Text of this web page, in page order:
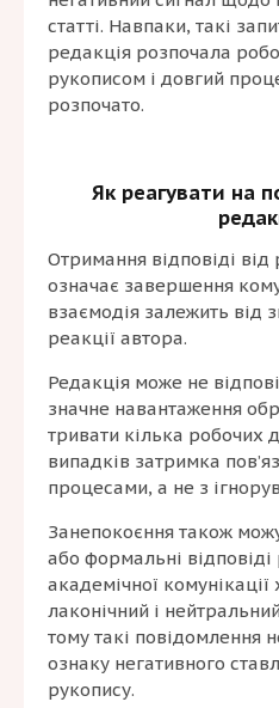
статті. Навпаки, такі
редакція розпочала
рукописом і довгий
розпочато.
Як реагувати на
Отримання відповіді
означає завершення
взаємодія залежить від
реакції автора.
Редакція може не
значне навантаження
тривати кілька робочих
випадків затримка
процесами, а не з
Занепокоєння також
або формальні
академічної
лаконічний і
тому такі повідомлення
ознаку негативного
рукопису.